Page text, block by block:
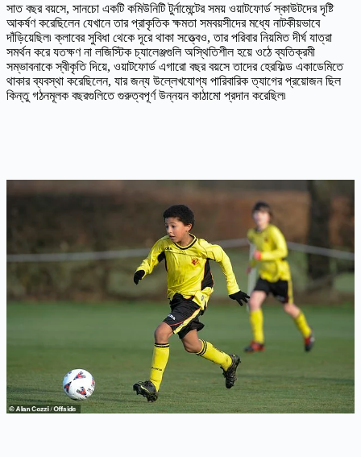
সাত বছর বয়সে, সানচো একটি কমিউনিটি টুর্নামেন্টের সময় ওয়াটফোর্ড স্কাউটদের দৃষ্টি
আকর্ষণ করেছিলেন যেখানে তার প্রাকৃতিক ক্ষমতা সমবয়সীদের মধ্যে নাটকীয়ভাবে
দাঁড়িয়েছিল৷ ক্লাবের সুবিধা থেকে দূরে থাকা সত্ত্বেও, তার পরিবার নিয়মিত দীর্ঘ যাত্রা
সমর্থন করে যতক্ষণ না লজিস্টিক চ্যালেঞ্জগুলি অস্থিতিশীল হয়ে ওঠে ব্যতিক্রমী
সম্ভাবনাকে স্বীকৃতি দিয়ে, ওয়াটফোর্ড এগারো বছর বয়সে তাদের হেরফিল্ড একাডেমিতে
থাকার ব্যবস্থা করেছিলেন, যার জন্য উল্লেখযোগ্য পারিবারিক ত্যাগের প্রয়োজন ছিল
কিন্তু গঠনমূলক বছরগুলিতে গুরুত্বপূর্ণ উন্নয়ন কাঠামো প্রদান করেছিল৷